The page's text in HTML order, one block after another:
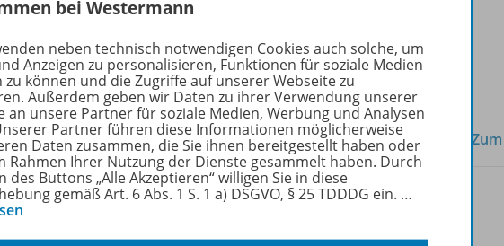
Solange der Vorrat reicht
Starte mit! - Materialien zur
Arbeitsheft Grammatik lernen
978-3-14-113096-6
bei Westermann
neben technisch notwendigen Cookies auch solche, um
Anzeigen zu personalisieren, Funktionen für soziale Medien
zu können und die Zugriffe auf unserer Webseite zu
Außerdem geben wir Daten zu ihrer Verwendung unserer
an unsere Partner für soziale Medien, Werbung und Analysen
Partner führen diese Informationen möglicherweise
Daten zusammen, die Sie ihnen bereitgestellt haben oder
Rahmen Ihrer Nutzung der Dienste gesammelt haben. Durch
des Buttons „Alle Akzeptieren“ willigen Sie in diese
gemäß Art. 6 Abs. 1 S. 1 a) DSGVO, § 25 TDDDG ein. …